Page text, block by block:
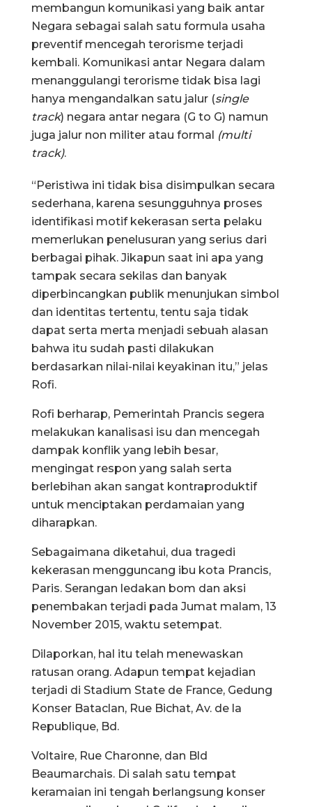
membangun komunikasi yang baik antar
Negara sebagai salah satu formula usaha
preventif mencegah terorisme terjadi
kembali. Komunikasi antar Negara dalam
menanggulangi terorisme tidak bisa lagi
hanya mengandalkan satu jalur (single
track) negara antar negara (G to G) namun
juga jalur non militer atau formal (multi
track).
“Peristiwa ini tidak bisa disimpulkan secara
sederhana, karena sesungguhnya proses
identifikasi motif kekerasan serta pelaku
memerlukan penelusuran yang serius dari
berbagai pihak. Jikapun saat ini apa yang
tampak secara sekilas dan banyak
diperbincangkan publik menunjukan simbol
dan identitas tertentu, tentu saja tidak
dapat serta merta menjadi sebuah alasan
bahwa itu sudah pasti dilakukan
berdasarkan nilai-nilai keyakinan itu,” jelas
Rofi.
Rofi berharap, Pemerintah Prancis segera
melakukan kanalisasi isu dan mencegah
dampak konflik yang lebih besar,
mengingat respon yang salah serta
berlebihan akan sangat kontraproduktif
untuk menciptakan perdamaian yang
diharapkan.
Sebagaimana diketahui, dua tragedi
kekerasan mengguncang ibu kota Prancis,
Paris. Serangan ledakan bom dan aksi
penembakan terjadi pada Jumat malam, 13
November 2015, waktu setempat.
Dilaporkan, hal itu telah menewaskan
ratusan orang. Adapun tempat kejadian
terjadi di Stadium State de France, Gedung
Konser Bataclan, Rue Bichat, Av. de la
Republique, Bd.
Voltaire, Rue Charonne, dan Bld
Beaumarchais. Di salah satu tempat
keramaian ini tengah berlangsung konser